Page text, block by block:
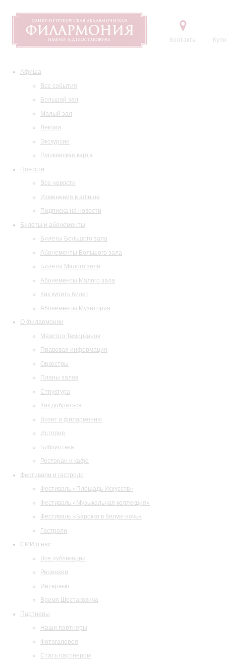
Контакты
Афиша
Все события
Большой зал
Малый зал
Лекции
Экскурсии
Пушкинская карта
Новости
Все новости
Изменения в афише
Подписка на новости
Билеты и абонементы
Билеты Большого зала
Абонементы Большого зала
Билеты Малого зала
Абонементы Малого зала
Как купить билет
Абонементы Музитория
О филармонии
Маэстро Темирканов
Правовая информация
Оркестры
Планы залов
Структура
Как добраться
Визит в филармонию
История
Библиотека
Ресторан и кафе
Фестивали и гастроли
Фестиваль «Площадь Искусств»
Фестиваль «Музыкальная коллекция»
Фестиваль «Барокко в белую ночь»
Гастроли
СМИ о нас
Все публикации
Рецензии
Интервью
Время Шостаковича
Партнеры
Наши партнеры
Фотогалерея
Стать партнером